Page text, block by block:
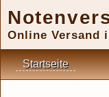
Online Versand
Startseite